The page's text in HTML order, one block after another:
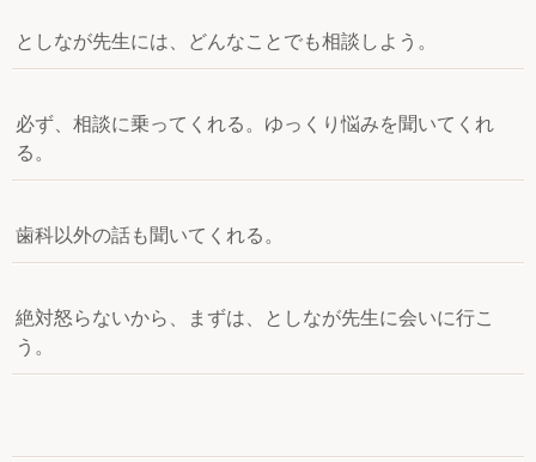
としなが先生には、どんなことでも相談しよう。
必ず、相談に乗ってくれる。ゆっくり悩みを聞いてくれ
る。
歯科以外の話も聞いてくれる。
絶対怒らないから、まずは、としなが先生に会いに行こ
う。